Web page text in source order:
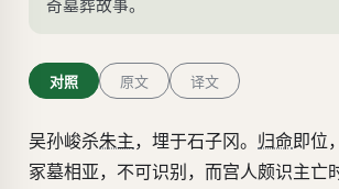
奇墓葬故事。
对照 原文 译文
吴孙峻杀朱主，埋于石子冈。 归命即位
冢墓相亚，不可识别，而宫人颇识主亡